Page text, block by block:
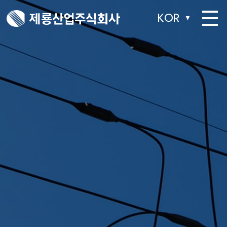
KOR ▼